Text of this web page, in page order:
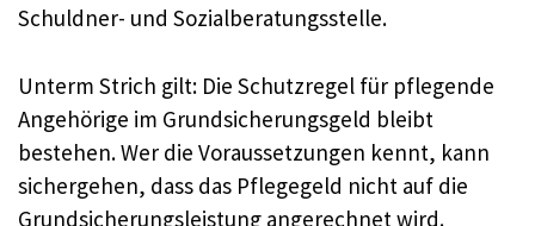
Schuldner- und Sozialberatungsstelle.
Unterm Strich gilt: Die Schutzregel für pflegende
Angehörige im Grundsicherungsgeld bleibt
bestehen. Wer die Voraussetzungen kennt, kann
sichergehen, dass das Pflegegeld nicht auf die
Grundsicherungsleistung angerechnet wird.